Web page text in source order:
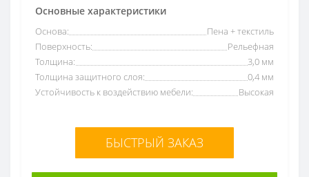
Основные характеристики
Основа:
Пена + текстиль
Поверхность:
Рельефная
Толщина:
3,0 мм
Толщина защитного слоя:
0,4 мм
Устойчивость к воздействию мебели:
Высокая
БЫСТРЫЙ ЗАКАЗ